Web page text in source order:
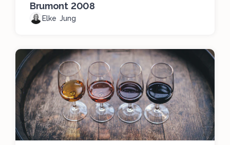
Brumont 2008
Elke Jung